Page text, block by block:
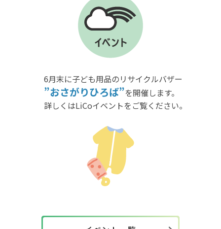
6月末に子ども用品のリサイクルバザー
”おさがりひろば”を開催します。
詳しくはLiCoイベントをご覧ください。